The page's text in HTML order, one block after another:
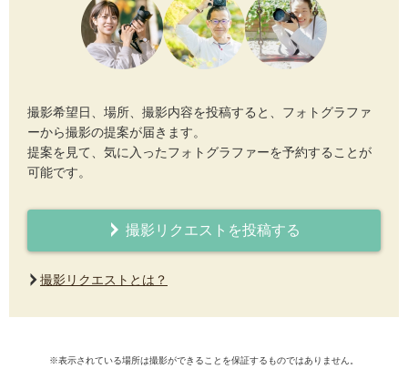
撮影希望日、場所、撮影内容を投稿すると、フォトグラファ
ーから撮影の提案が届きます。
提案を見て、気に入ったフォトグラファーを予約することが
可能です。
撮影リクエストを投稿する
撮影リクエストとは？
※表示されている場所は撮影ができることを保証するものではありません。